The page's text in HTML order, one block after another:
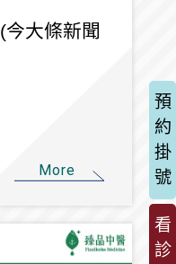
預
約
掛
號
看
診
大條新聞
More